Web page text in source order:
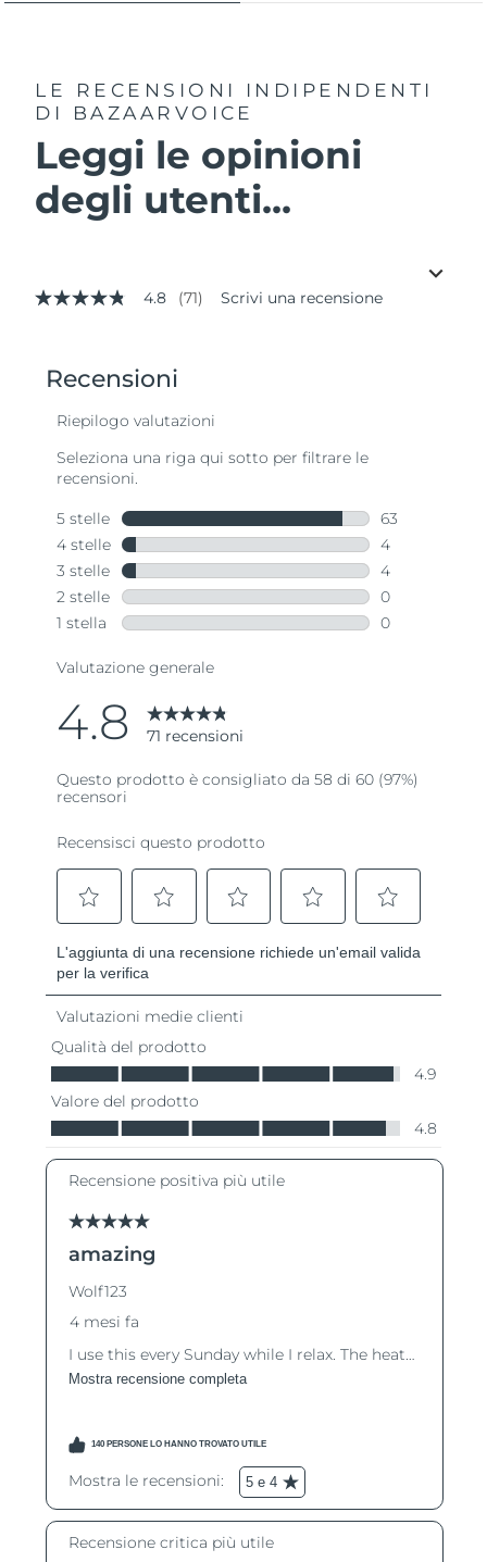
LE RECENSIONI INDIPENDENTI
DI BAZAARVOICE
Leggi le opinioni
degli utenti...
4.8
valore
valutazione
Read
Stesso
alla
pagina.
4.8 (71) Scrivi una recensione